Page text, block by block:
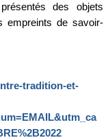
des objets
empreints de savoir-
tradition-et-